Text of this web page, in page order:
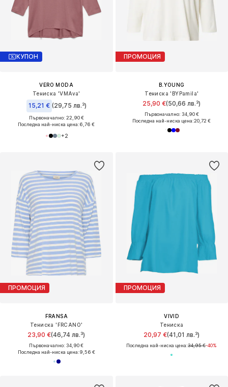
КУПОН
VERO MODA
Тениска 'VMAva'
15,21 € (29,75 лв.³)
Първоначално: 22,90 €
Последна най-ниска цена:6,76 €
+2
ПРОМОЦИЯ
B.YOUNG
Тениска 'BYPamila'
25,90 €(50,66 лв.³)
Първоначално: 34,90 €
Последна най-ниска цена:20,72 €
ПРОМОЦИЯ
FRANSA
Тениска 'FRCANO'
23,90 €(46,74 лв.³)
Първоначално: 34,90 €
Последна най-ниска цена:9,56 €
ПРОМОЦИЯ
VIVID
Тениска
20,97 €(41,01 лв.³)
Последна най-ниска цена:34,95 €-40%